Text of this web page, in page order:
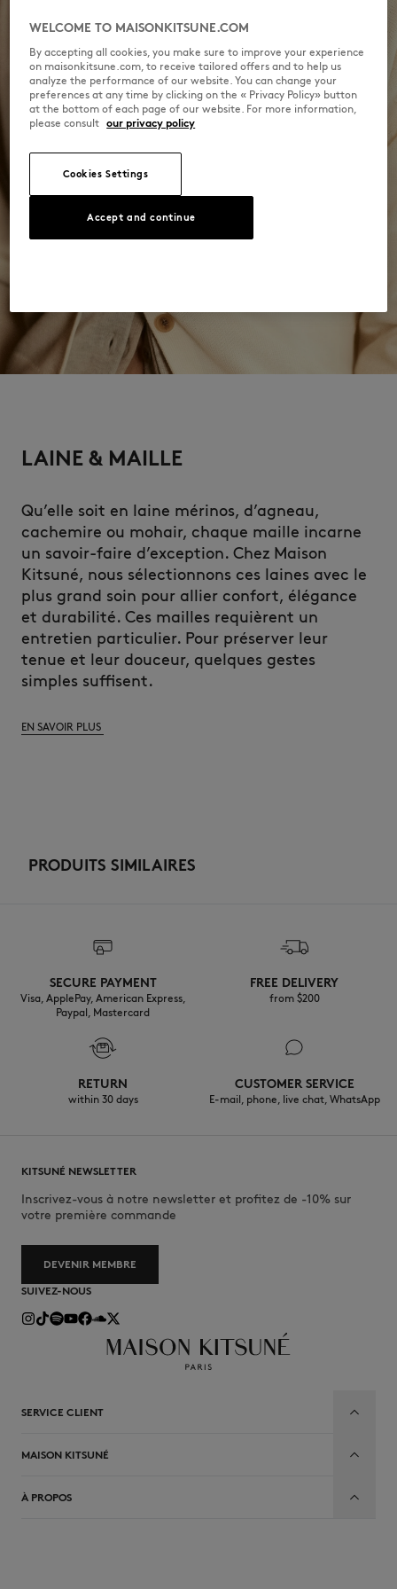
LAINE & MAILLE
Qu’elle soit en laine mérinos, d’agneau,
cachemire ou mohair, chaque maille incarne
un savoir-faire d’exception. Chez Maison
Kitsuné, nous sélectionnons ces laines avec le
plus grand soin pour allier confort, élégance
et durabilité. Ces mailles requièrent un
entretien particulier. Pour préserver leur
tenue et leur douceur, quelques gestes
simples suffisent.
EN SAVOIR PLUS
PRODUITS SIMILAIRES
SECURE PAYMENT
Visa, ApplePay, American Express,
Paypal, Mastercard
FREE DELIVERY
from $200
RETURN
within 30 days
CUSTOMER SERVICE
E-mail, phone, live chat, WhatsApp
KITSUNÉ NEWSLETTER
Inscrivez-vous à notre newsletter et profitez de -10% sur
votre première commande
DEVENIR MEMBRE
SUIVEZ-NOUS
SERVICE CLIENT
MAISON KITSUNÉ
À PROPOS
WELCOME TO MAISONKITSUNE.COM
By accepting all cookies, you make sure to improve your experience
on maisonkitsune.com, to receive tailored offers and to help us
analyze the performance of our website. You can change your
preferences at any time by clicking on the « Privacy Policy» button
at the bottom of each page of our website. For more information,
please consult our privacy policy
Cookies Settings
Accept and continue